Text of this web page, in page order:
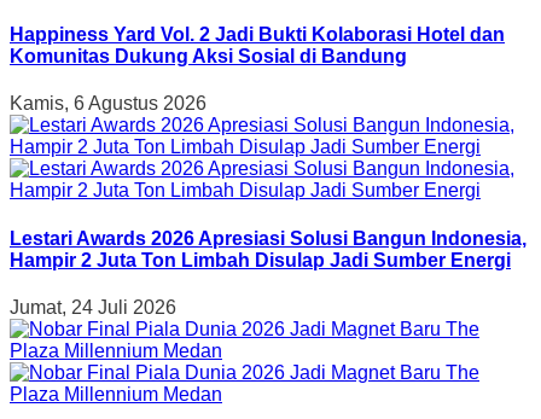
Happiness Yard Vol. 2 Jadi Bukti Kolaborasi Hotel dan
Komunitas Dukung Aksi Sosial di Bandung
Kamis, 6 Agustus 2026
Lestari Awards 2026 Apresiasi Solusi Bangun Indonesia,
Hampir 2 Juta Ton Limbah Disulap Jadi Sumber Energi
Jumat, 24 Juli 2026